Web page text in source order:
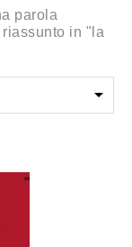
parola
in "la
